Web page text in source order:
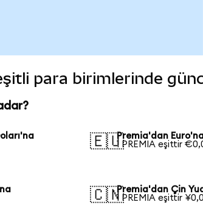
para birimlerinde
🇪🇺Premia'dan
1 PREMIA eşittir
🇨🇳Premia'dan Çin
1 PREMIA eşittir